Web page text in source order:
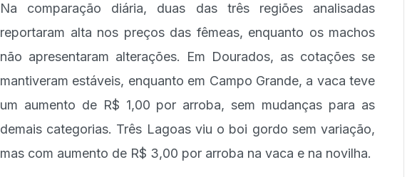
Na comparação diária, duas das três regiões analisadas
reportaram alta nos preços das fêmeas, enquanto os machos
não apresentaram alterações. Em Dourados, as cotações se
mantiveram estáveis, enquanto em Campo Grande, a vaca teve
um aumento de R$ 1,00 por arroba, sem mudanças para as
demais categorias. Três Lagoas viu o boi gordo sem variação,
mas com aumento de R$ 3,00 por arroba na vaca e na novilha.